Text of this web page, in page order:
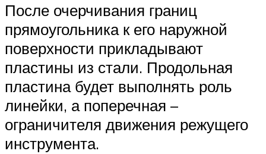
После очерчивания границ
прямоугольника к его наружной
поверхности прикладывают
пластины из стали. Продольная
пластина будет выполнять роль
линейки, а поперечная –
ограничителя движения режущего
инструмента.